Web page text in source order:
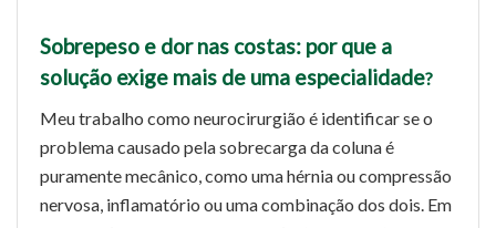
Sobrepeso e dor nas costas: por que a
solução exige mais de uma especialidade?
Meu trabalho como neurocirurgião é identificar se o
problema causado pela sobrecarga da coluna é
puramente mecânico, como uma hérnia ou compressão
nervosa, inflamatório ou uma combinação dos dois. Em